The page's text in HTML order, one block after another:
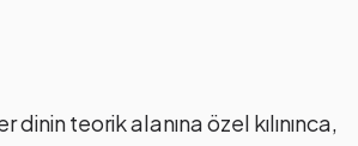
dinin teorik alanına özel kılınınca,